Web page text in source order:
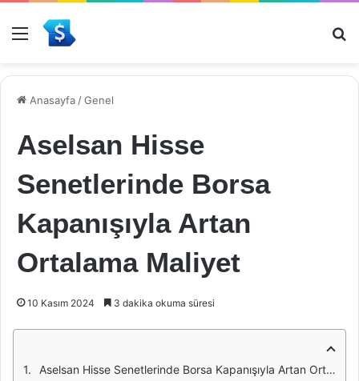
Menü
Anasayfa /Genel
Aselsan Hisse
Senetlerinde Borsa
Kapanışıyla Artan
Ortalama Maliyet
10 Kasım 2024 3 dakika okuma süresi
Aselsan Hisse Senetlerinde Borsa Kapanışıyla Artan Ortalama Maliyet